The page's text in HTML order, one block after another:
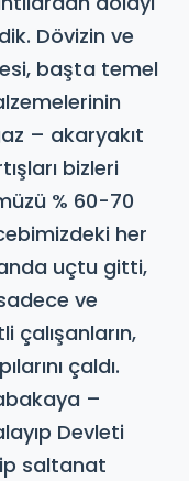
Dövizin ve
başta temel
– akaryakıt
bizleri
% 60-70
her
anda uçtu gitti,
ve
çalışanların,
çaldı.
–
Devleti
saltanat